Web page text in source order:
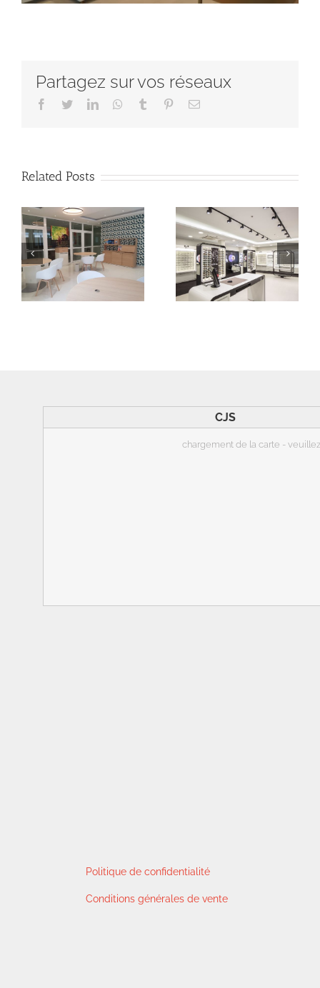
Partagez sur vos réseaux
Facebook
TwitterLinkedInWhatsapp
Tumblr PinterestEmail
Related Posts
optic 2000 Lissac
CJS
chargement de la carte -
Politique de confidentialité
Conditions générales de vente